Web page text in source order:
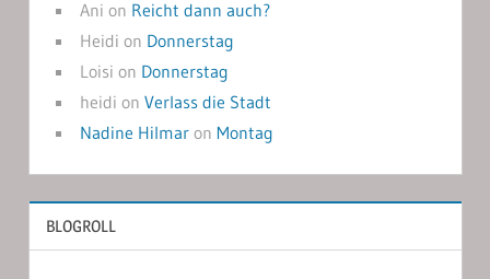
Ani on Reicht dann auch?
Heidi on Donnerstag
Loisi on Donnerstag
heidi on Verlass die Stadt
Nadine Hilmaron Montag
BLOGROLL